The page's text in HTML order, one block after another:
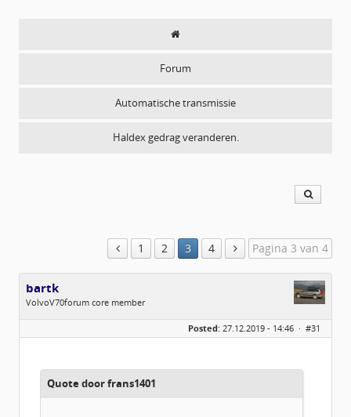
Forum
Automatische transmissie
Haldex gedrag veranderen.
1 2 3 4 Pagina 3 van 4
bartk
VolvoV70forum core member
Geslacht:
Leeftijd:
56
Posted: 27.12.2019 - 14:46 · #31
Quote door frans1401